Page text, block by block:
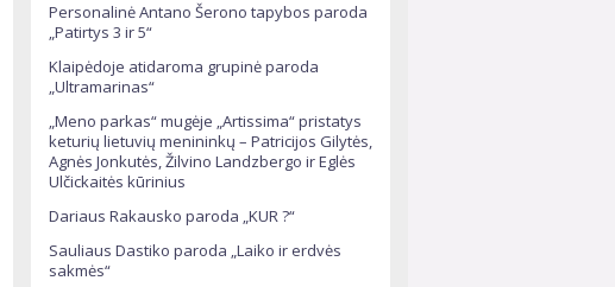
Personalinė Antano Šerono tapybos paroda
„Patirtys 3 ir 5“
Klaipėdoje atidaroma grupinė paroda
„Ultramarinas“
„Meno parkas“ mugėje „Artissima“ pristatys
keturių lietuvių menininkų – Patricijos Gilytės,
Agnės Jonkutės, Žilvino Landzbergo ir Eglės
Ulčickaitės kūrinius
Dariaus Rakausko paroda „KUR ?“
Sauliaus Dastiko paroda „Laiko ir erdvės
sakmės“